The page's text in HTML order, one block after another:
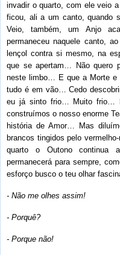
invadir o quarto, com ele veio
ficou, ali a um canto, quando
Veio, também, um Anjo
permaneceu naquele canto,
lençol contra si mesmo, na
que se apertam… Não quero
neste limbo… E que a Morte
tudo é em vão… Cedo
eu já sinto frio… Muito frio…
construímos o nosso enorme
história de Amor… Mas
brancos tingidos pelo
quarto o Outono
permanecerá para sempre,
esforço busco o teu olhar
- Não me olhes assim!
- Porquê?
- Porque não!